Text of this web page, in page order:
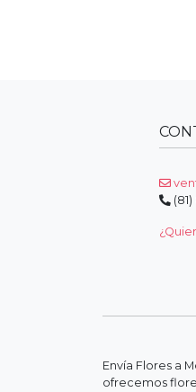
Envía Flores a
ofrecemos